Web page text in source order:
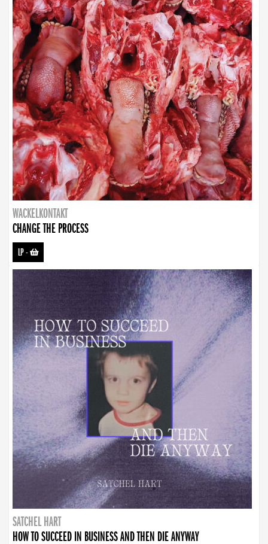
WACKELKONTAKT
CHANGE THE PROCESS
LP-
SATCHEL HART
HOW TO SUCCEED IN BUSINESS AND THEN DIE ANYWAY